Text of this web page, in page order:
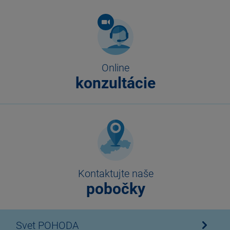
Online
konzultácie
Kontaktujte naše
pobočky
Svet POHODA